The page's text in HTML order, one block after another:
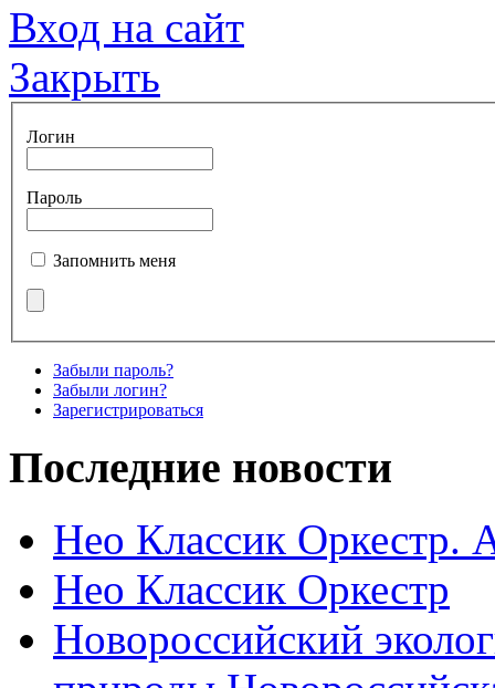
Вход на сайт
Закрыть
Логин
Пароль
Запомнить меня
Забыли пароль?
Забыли логин?
Зарегистрироваться
Последние новости
Нео Классик Оркестр.
Нео Классик Оркестр
Новороссийский